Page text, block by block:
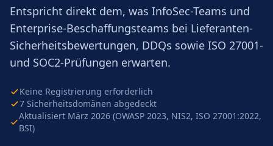
Entspricht direkt dem, was InfoSec-Teams und
Enterprise-Beschaffungsteams bei Lieferanten-
Sicherheitsbewertungen, DDQs sowie ISO 27001-
und SOC2-Prüfungen erwarten.
Keine Registrierung erforderlich
7 Sicherheitsdomänen abgedeckt
Aktualisiert März 2026 (OWASP 2023, NIS2, ISO 27001:2022,
BSI)